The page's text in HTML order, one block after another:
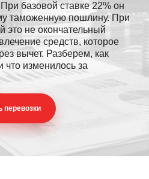
базовой ставке 22% он
таможенную пошлину. При
это не окончательный
средств, которое
вычет. Разберем, как
что изменилось за
перевозки